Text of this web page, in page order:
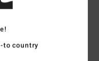
17”
to country